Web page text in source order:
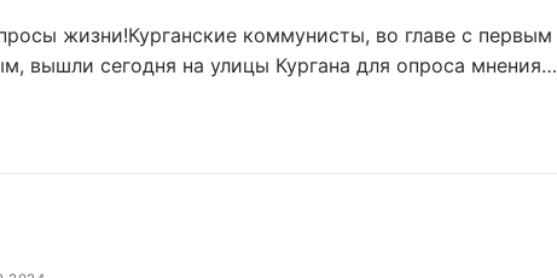
жизни!Курганские коммунисты, во главе с первым
вышли сегодня на улицы Кургана для опроса мнения…